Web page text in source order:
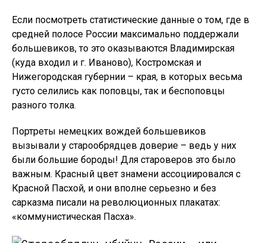
Если посмотреть статистические данные о том, где в
средней полосе России максимально поддержали
большевиков, то это оказываются Владимирская
(куда входил и г. Иваново), Костромская и
Нижегородская губернии – края, в которых весьма
густо селились как поповцы, так и беспоповцы
разного толка.
Портреты немецких вождей большевиков
вызывали у старообрядцев доверие – ведь у них
были большие бороды! Для староверов это было
важным. Красный цвет знамени ассоциировался с
Красной Пасхой, и они вполне серьезно и без
сарказма писали на революционных плакатах:
«коммунистическая Пасха».